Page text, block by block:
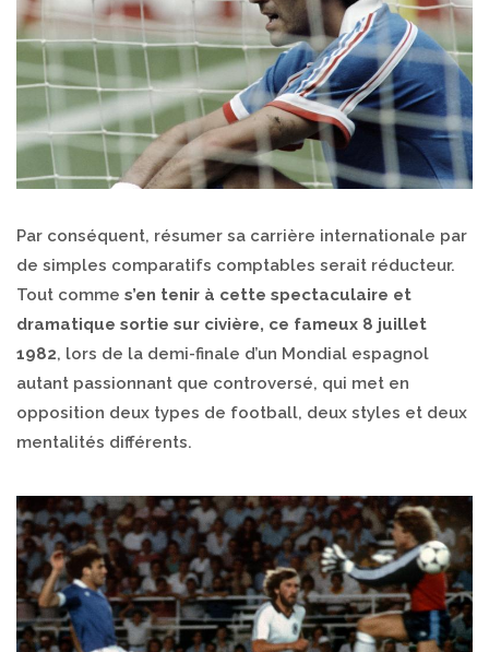
Par conséquent, résumer sa carrière internationale par
de simples comparatifs comptables serait réducteur.
Tout comme s’en tenir à cette spectaculaire et
dramatique sortie sur civière, ce fameux 8 juillet
1982, lors de la demi-finale d’un Mondial espagnol
autant passionnant que controversé, qui met en
opposition deux types de football, deux styles et deux
mentalités différents.